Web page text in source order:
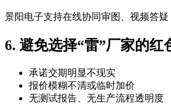
景阳电子支持在线协同审图、视频答
6. 避免选择“雷”厂家的红
承诺交期明显不现实
报价模糊不清或临时加价
无测试报告、无生产流程透明度